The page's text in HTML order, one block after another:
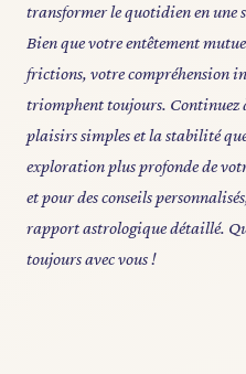
transformer le quotidien en une
Bien que votre entêtement
frictions, votre compréhension
triomphent toujours. Continuez
plaisirs simples et la stabilité
exploration plus profonde de
et pour des conseils
rapport astrologique détaillé.
toujours avec vous !